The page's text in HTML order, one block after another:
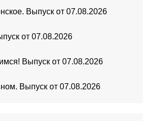
Выпуск от 07.08.2026
от 07.08.2026
Выпуск от 07.08.2026
Выпуск от 07.08.2026